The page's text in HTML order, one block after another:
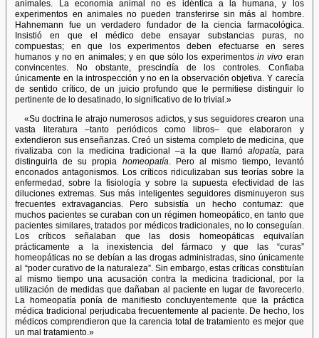
animales. La economía animal no es idéntica a la humana, y los
experimentos en animales no pueden transferirse sin más al hombre.
Hahnemann fue un verdadero fundador de la ciencia farmacológica.
Insistió en que el médico debe ensayar substancias puras, no
compuestas; en que los experimentos deben efectuarse en seres
humanos y no en animales; y en que sólo los experimentos in vivo eran
convincentes. No obstante, prescindía de los controles. Confiaba
únicamente en la introspección y no en la observación objetiva. Y carecía
de sentido crítico, de un juicio profundo que le permitiese distinguir lo
pertinente de lo desatinado, lo significativo de lo trivial.»
«Su doctrina le atrajo numerosos adictos, y sus seguidores crearon una
vasta literatura –tanto periódicos como libros– que elaboraron y
extendieron sus enseñanzas. Creó un sistema completo de medicina, que
rivalizaba con la medicina tradicional –a la que llamó alopatía, para
distinguirla de su propia homeopatía. Pero al mismo tiempo, levantó
enconados antagonismos. Los críticos ridiculizaban sus teorías sobre la
enfermedad, sobre la fisiología y sobre la supuesta efectividad de las
diluciones extremas. Sus más inteligentes seguidores disminuyeron sus
frecuentes extravagancias. Pero subsistía un hecho contumaz: que
muchos pacientes se curaban con un régimen homeopático, en tanto que
pacientes similares, tratados por médicos tradicionales, no lo conseguían.
Los críticos señalaban que las dosis homeopáticas equivalían
prácticamente a la inexistencia del fármaco y que las “curas”
homeopáticas no se debían a las drogas administradas, sino únicamente
al “poder curativo de la naturaleza”. Sin embargo, estas críticas constituían
al mismo tiempo una acusación contra la medicina tradicional, por la
utilización de medidas que dañaban al paciente en lugar de favorecerlo.
La homeopatía ponía de manifiesto concluyentemente que la práctica
médica tradicional perjudicaba frecuentemente al paciente. De hecho, los
médicos comprendieron que la carencia total de tratamiento es mejor que
un mal tratamiento.»